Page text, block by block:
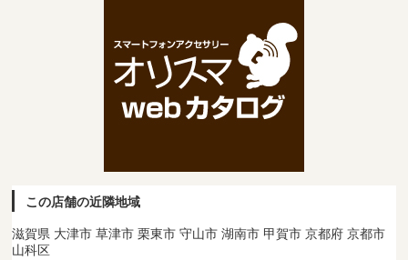
この店舗の近隣地域
滋賀県 大津市 草津市 栗東市 守山市 湖南市 甲賀市 京都府 京都市
山科区